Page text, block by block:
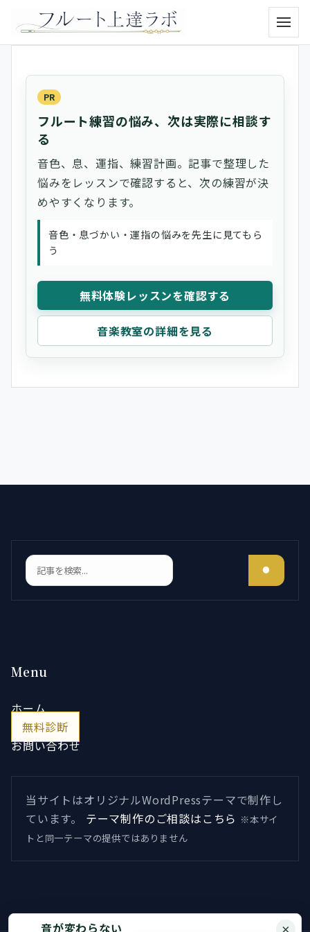
メニ
PR
フルート練習の悩み、次は実際に相談す
る
音色、息、運指、練習計画。記事で整理した
悩みをレッスンで確認すると、次の練習が決
めやすくなります。
音色・息づかい・運指の悩みを先生に見てもら
う
無料体験レッスンを確認する
音楽教室の詳細を見る
検索
Menu
ホーム
無料診断
お問い合わせ
当サイトはオリジナルWordPressテーマで制作し
ています。
テーマ制作のご相談はこちら ※本サイ
トと同一テーマの提供ではありません
音が変わらない